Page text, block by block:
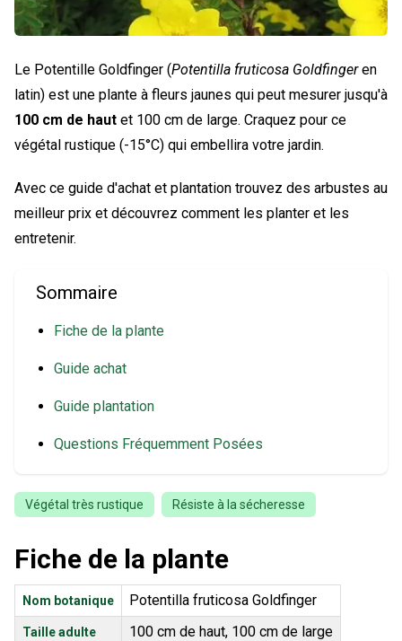
Le Potentille Goldfinger (Potentilla fruticosa Goldfingeren
latin) est une plante à fleurs jaunes qui peut mesurer jusqu'à
100 cm de haut et 100 cm de large. Craquez pour ce
végétal rustique (-15°C) qui embellira votre jardin.
Avec ce guide d'achat et plantation trouvez des arbustes au
meilleur prix et découvrez comment les planter et les
entretenir.
Sommaire
Fiche de la plante
Guide achat
Guide plantation
Questions Fréquemment Posées
Végétal très rustique Résiste à la sécheresse
Fiche de la plante
Nom botanique Potentilla fruticosa Goldfinger
Taille adulte 100 cm de haut, 100 cm de large